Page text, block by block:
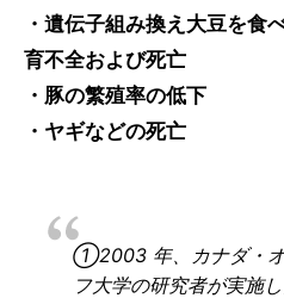
・遺伝子組み換え大豆を食
育不全および死亡
・豚の繁殖率の低下
・ヤギなどの死亡
①2003 年、カナダ・
フ大学の研究者が実施し